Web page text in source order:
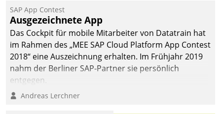
SAP App Contest
Ausgezeichnete App
Das Cockpit für mobile Mitarbeiter von Datatrain hat
im Rahmen des „MEE SAP Cloud Platform App Contest
2018“ eine Auszeichnung erhalten. Im Frühjahr 2019
nahm der Berliner SAP-Partner sie persönlich
entgegen.
Andreas Lerchner